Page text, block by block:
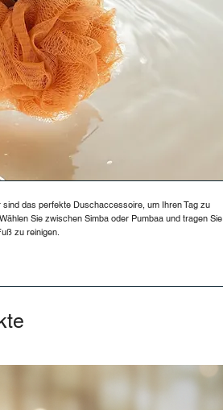
das perfekte Duschaccessoire, um Ihren Tag zu
Sie zwischen Simba oder Pumbaa und tragen Sie
zu reinigen.